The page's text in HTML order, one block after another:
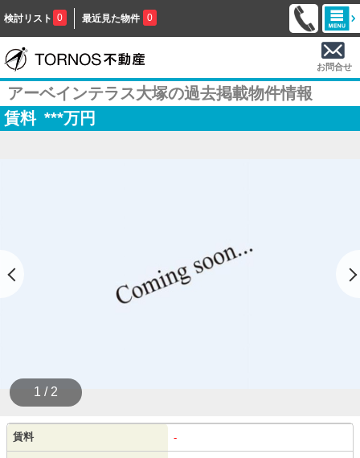
検討リスト 0 最近見た物件 0
お問合せ
アーベインテラス大塚の過去掲載物件情報
賃料 ***万円
1 / 2
賃料 -